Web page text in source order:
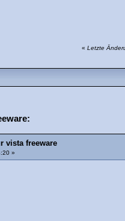
« Letzte
vista freeware
»